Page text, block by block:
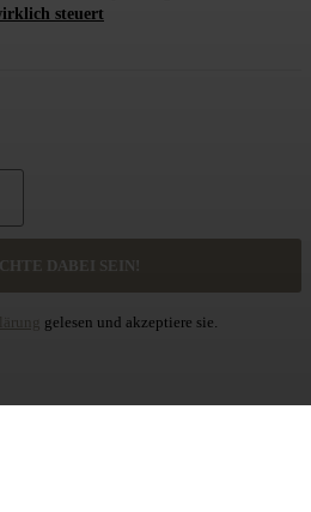
steuert
DABEI SEIN!
gelesen und akzeptiere sie.